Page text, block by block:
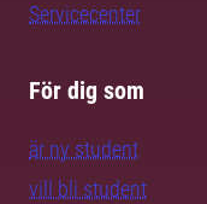
Servicecenter
För dig som
är ny student
vill bli student